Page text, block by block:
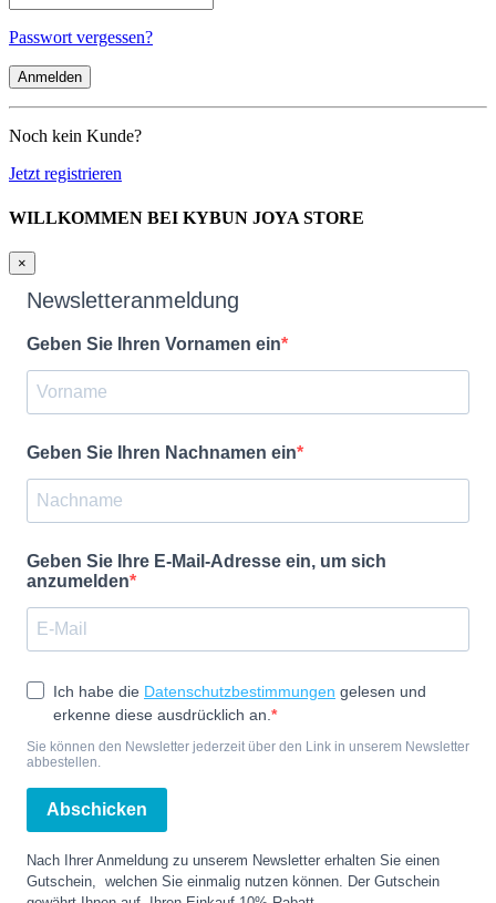
Passwort vergessen?
Noch kein Kunde?
Jetzt registrieren
WILLKOMMEN BEI KYBUN JOYA STORE
×
Newsletteranmeldung
Geben Sie Ihren Vornamen ein
Geben Sie Ihren Nachnamen ein
Geben Sie Ihre E-Mail-Adresse ein, um sich
anzumelden
Ich habe die Datenschutzbestimmungen gelesen und
erkenne diese ausdrücklich an.
Sie können den Newsletter jederzeit über den Link in unserem Newsletter
abbestellen.
Abschicken
Nach Ihrer Anmeldung zu unserem Newsletter erhalten Sie einen
Gutschein, welchen Sie einmalig nutzen können. Der Gutschein